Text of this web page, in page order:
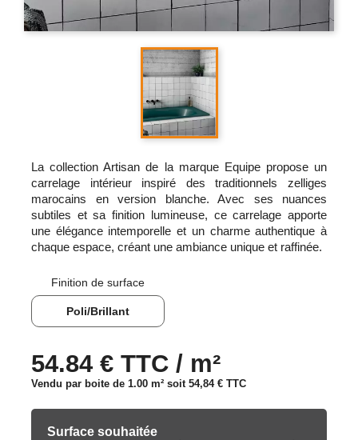
La collection Artisan de la marque Equipe propose un
carrelage intérieur inspiré des traditionnels zelliges
marocains en version blanche. Avec ses nuances
subtiles et sa finition lumineuse, ce carrelage apporte
une élégance intemporelle et un charme authentique à
chaque espace, créant une ambiance unique et raffinée.
Finition de surface
Poli/Brillant
54.84 € TTC / m²
Vendu par boite de 1.00 m² soit 54,84 € TTC
Surface souhaitée